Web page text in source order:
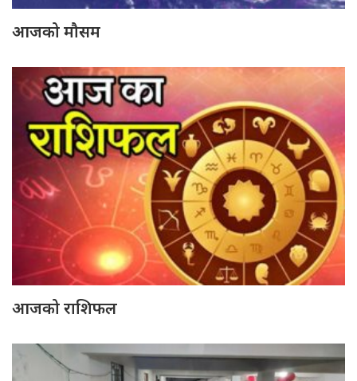
आजको मौसम
आजको राशिफल